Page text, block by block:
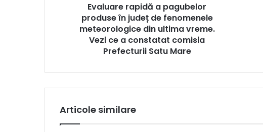
Evaluare rapidă a pagubelor
produse în județ de fenomenele
meteorologice din ultima vreme.
Vezi ce a constatat comisia
Prefecturii Satu Mare
Articole similare